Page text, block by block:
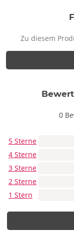
Zu diesem
0
5 Sterne
4 Sterne
3 Sterne
2 Sterne
1 Stern